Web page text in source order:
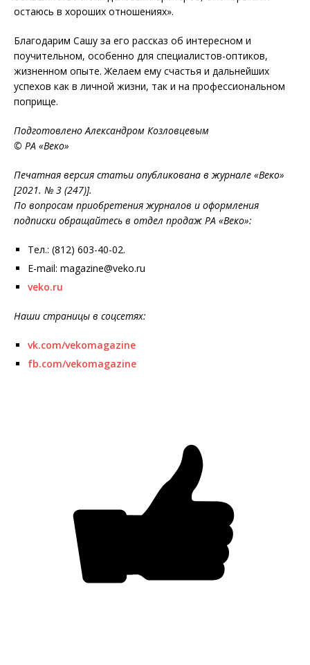
остаюсь в хороших отношениях».
Благодарим Сашу за его рассказ об интересном и
поучительном, особенно для специалистов-оптиков,
жизненном опыте. Желаем ему счастья и дальнейших
успехов как в личной жизни, так и на профессиональном
поприще.
Подготовлено Александром Козловцевым
© РА «Веко»
Печатная версия статьи опубликована в журнале «Веко»
[2021. № 3 (247)].
По вопросам приобретения журналов и оформления
подписки обращайтесь в отдел продаж РА «Веко»:
Тел.: (812) 603-40-02.
E-mail: magazine@veko.ru
veko.ru
Наши страницы в соцсетях:
vk.com/vekomagazine
fb.com/vekomagazine